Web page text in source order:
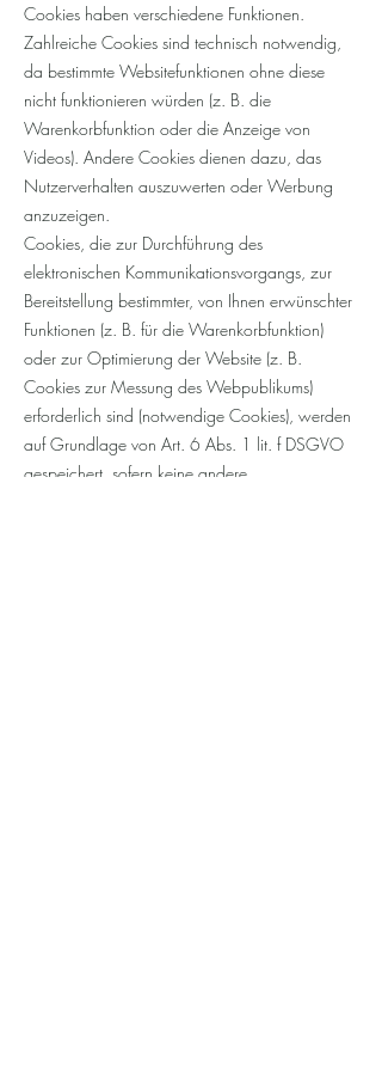
Cookies haben verschiedene Funktionen.
Zahlreiche Cookies sind technisch notwendig,
da bestimmte Websitefunktionen ohne diese
nicht funktionieren würden (z. B. die
Warenkorbfunktion oder die Anzeige von
Videos). Andere Cookies dienen dazu, das
Nutzerverhalten auszuwerten oder Werbung
anzuzeigen.
Cookies, die zur Durchführung des
elektronischen Kommunikationsvorgangs, zur
Bereitstellung bestimmter, von Ihnen erwünschter
Funktionen (z. B. für die Warenkorbfunktion)
oder zur Optimierung der Website (z. B.
Cookies zur Messung des Webpublikums)
erforderlich sind (notwendige Cookies), werden
auf Grundlage von Art. 6 Abs. 1 lit. f DSGVO
gespeichert, sofern keine andere